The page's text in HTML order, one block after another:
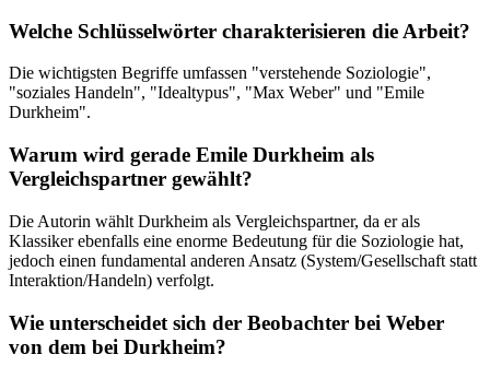
Welche Schlüsselwörter charakterisieren die Arbeit?
Die wichtigsten Begriffe umfassen "verstehende Soziologie",
"soziales Handeln", "Idealtypus", "Max Weber" und "Emile
Durkheim".
Warum wird gerade Emile Durkheim als
Vergleichspartner gewählt?
Die Autorin wählt Durkheim als Vergleichspartner, da er als
Klassiker ebenfalls eine enorme Bedeutung für die Soziologie hat,
jedoch einen fundamental anderen Ansatz (System/Gesellschaft statt
Interaktion/Handeln) verfolgt.
Wie unterscheidet sich der Beobachter bei Weber
von dem bei Durkheim?